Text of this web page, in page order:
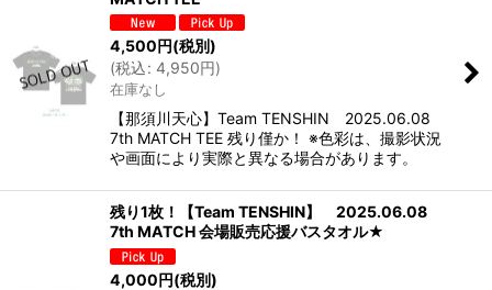
4,500円(税別)
(税込: 4,950円)
在庫なし
【那須川天心】Team TENSHIN 2025.06.08
7th MATCH TEE 残り僅か！ ※色彩は、撮影状況
や画面により実際と異なる場合があります。
残り1枚！【Team TENSHIN】 2025.06.08
7th MATCH 会場販売応援バスタオル★
4,000円(税別)